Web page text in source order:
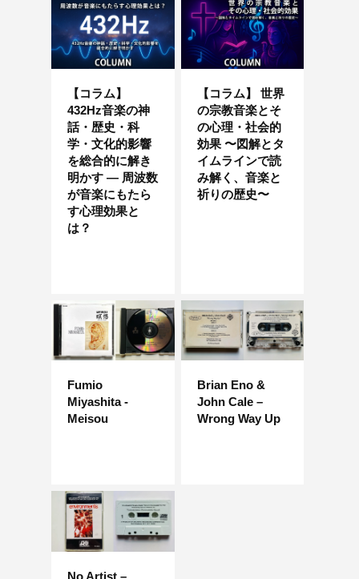
【コラム】
432Hz音楽の神
話・歴史・科
学・文化的影響
を総合的に解き
明かす ― 周波数
が音楽にもたら
す心理効果と
は？
【コラム】 世界
の宗教音楽とそ
の心理・社会的
効果 〜図解とタ
イムラインで読
み解く、音楽と
祈りの歴史〜
Fumio
Miyashita -
Meisou
Brian Eno &
John Cale –
Wrong Way Up
No Artist –